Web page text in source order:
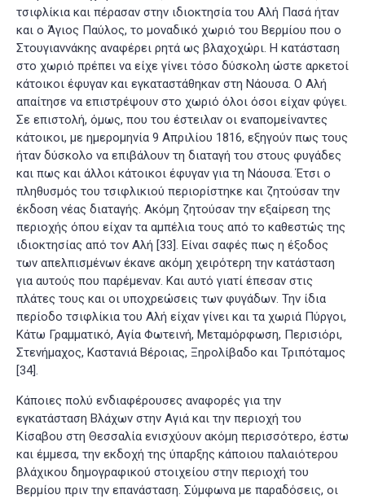
τσιφλίκια και πέρασαν στην ιδιοκτησία του Αλή Πασά ήταν
και ο Άγιος Παύλος, το μοναδικό χωριό του Βερμίου που ο
Στουγιαννάκης αναφέρει ρητά ως βλαχοχώρι. Η κατάσταση
στο χωριό πρέπει να είχε γίνει τόσο δύσκολη ώστε αρκετοί
κάτοικοι έφυγαν και εγκαταστάθηκαν στη Νάουσα. Ο Αλή
απαίτησε να επιστρέψουν στο χωριό όλοι όσοι είχαν φύγει.
Σε επιστολή, όμως, που του έστειλαν οι εναπομείναντες
κάτοικοι, με ημερομηνία 9 Απριλίου 1816, εξηγούν πως τους
ήταν δύσκολο να επιβάλουν τη διαταγή του στους φυγάδες
και πως και άλλοι κάτοικοι έφυγαν για τη Νάουσα. Έτσι ο
πληθυσμός του τσιφλικιού περιορίστηκε και ζητούσαν την
έκδοση νέας διαταγής. Ακόμη ζητούσαν την εξαίρεση της
περιοχής όπου είχαν τα αμπέλια τους από το καθεστώς της
ιδιοκτησίας από τον Αλή [33]. Είναι σαφές πως η έξοδος
των απελπισμένων έκανε ακόμη χειρότερη την κατάσταση
για αυτούς που παρέμεναν. Και αυτό γιατί έπεσαν στις
πλάτες τους και οι υποχρεώσεις των φυγάδων. Την ίδια
περίοδο τσιφλίκια του Αλή είχαν γίνει και τα χωριά Πύργοι,
Κάτω Γραμματικό, Αγία Φωτεινή, Μεταμόρφωση, Περισιόρι,
Στενήμαχος, Καστανιά Βέροιας, Ξηρολίβαδο και Τριπόταμος
[34].
Κάποιες πολύ ενδιαφέρουσες αναφορές για την
εγκατάσταση Βλάχων στην Αγιά και την περιοχή του
Κίσαβου στη Θεσσαλία ενισχύουν ακόμη περισσότερο, έστω
και έμμεσα, την εκδοχή της ύπαρξης κάποιου παλαιότερου
βλάχικου δημογραφικού στοιχείου στην περιοχή του
Βερμίου πριν την επανάσταση. Σύμφωνα με παραδόσεις, οι